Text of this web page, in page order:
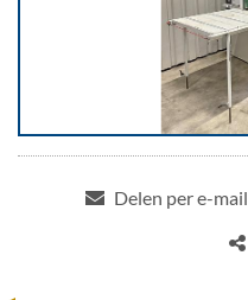
Delen per e-mail